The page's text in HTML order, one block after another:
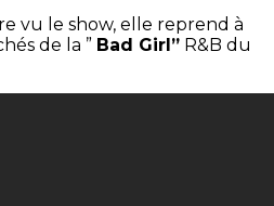
vu le show, elle reprend à
de la ” Bad Girl” R&B du